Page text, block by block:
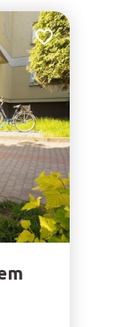
Dodaj do ulubionych